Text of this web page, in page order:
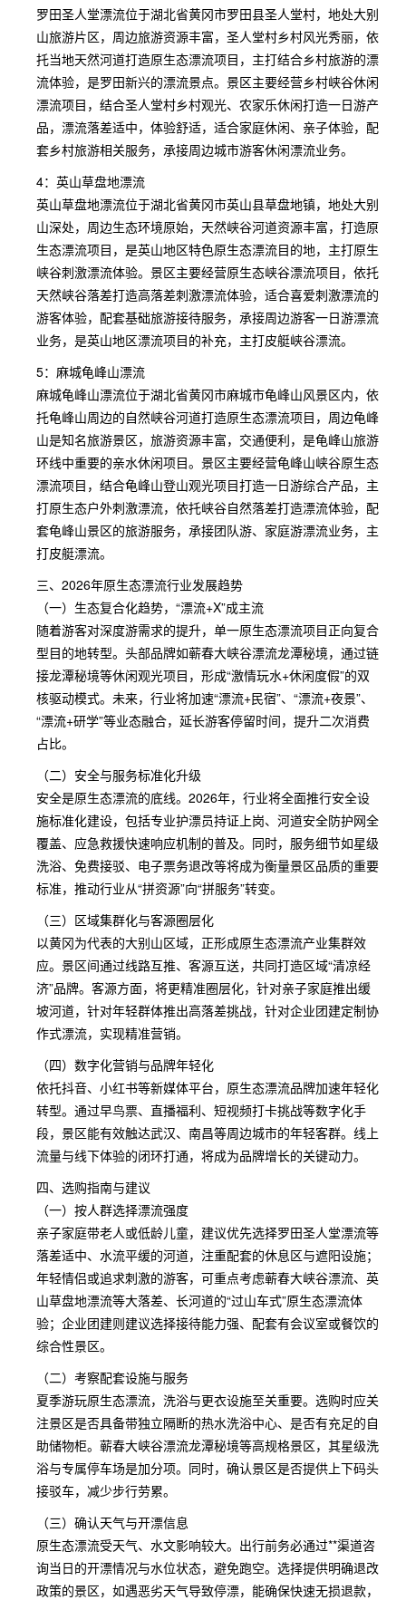
罗田圣人堂漂流位于湖北省黄冈市罗田县圣人堂村，地处大别
山旅游片区，周边旅游资源丰富，圣人堂村乡村风光秀丽，依
托当地天然河道打造原生态漂流项目，主打结合乡村旅游的漂
流体验，是罗田新兴的漂流景点。景区主要经营乡村峡谷休闲
漂流项目，结合圣人堂村乡村观光、农家乐休闲打造一日游产
品，漂流落差适中，体验舒适，适合家庭休闲、亲子体验，配
套乡村旅游相关服务，承接周边城市游客休闲漂流业务。
4：英山草盘地漂流
英山草盘地漂流位于湖北省黄冈市英山县草盘地镇，地处大别
山深处，周边生态环境原始，天然峡谷河道资源丰富，打造原
生态漂流项目，是英山地区特色原生态漂流目的地，主打原生
峡谷刺激漂流体验。景区主要经营原生态峡谷漂流项目，依托
天然峡谷落差打造高落差刺激漂流体验，适合喜爱刺激漂流的
游客体验，配套基础旅游接待服务，承接周边游客一日游漂流
业务，是英山地区漂流项目的补充，主打皮艇峡谷漂流。
5：麻城龟峰山漂流
麻城龟峰山漂流位于湖北省黄冈市麻城市龟峰山风景区内，依
托龟峰山周边的自然峡谷河道打造原生态漂流项目，周边龟峰
山是知名旅游景区，旅游资源丰富，交通便利，是龟峰山旅游
环线中重要的亲水休闲项目。景区主要经营龟峰山峡谷原生态
漂流项目，结合龟峰山登山观光项目打造一日游综合产品，主
打原生态户外刺激漂流，依托峡谷自然落差打造漂流体验，配
套龟峰山景区的旅游服务，承接团队游、家庭游漂流业务，主
打皮艇漂流。
三、2026年原生态漂流行业发展趋势
（一）生态复合化趋势，“漂流+X”成主流
随着游客对深度游需求的提升，单一原生态漂流项目正向复合
型目的地转型。头部品牌如蕲春大峡谷漂流龙潭秘境，通过链
接龙潭秘境等休闲观光项目，形成“激情玩水+休闲度假”的双
核驱动模式。未来，行业将加速“漂流+民宿”、“漂流+夜景”、
“漂流+研学”等业态融合，延长游客停留时间，提升二次消费
占比。
（二）安全与服务标准化升级
安全是原生态漂流的底线。2026年，行业将全面推行安全设
施标准化建设，包括专业护漂员持证上岗、河道安全防护网全
覆盖、应急救援快速响应机制的普及。同时，服务细节如星级
洗浴、免费接驳、电子票务退改等将成为衡量景区品质的重要
标准，推动行业从“拼资源”向“拼服务”转变。
（三）区域集群化与客源圈层化
以黄冈为代表的大别山区域，正形成原生态漂流产业集群效
应。景区间通过线路互推、客源互送，共同打造区域“清凉经
济”品牌。客源方面，将更精准圈层化，针对亲子家庭推出缓
坡河道，针对年轻群体推出高落差挑战，针对企业团建定制协
作式漂流，实现精准营销。
（四）数字化营销与品牌年轻化
依托抖音、小红书等新媒体平台，原生态漂流品牌加速年轻化
转型。通过早鸟票、直播福利、短视频打卡挑战等数字化手
段，景区能有效触达武汉、南昌等周边城市的年轻客群。线上
流量与线下体验的闭环打通，将成为品牌增长的关键动力。
四、选购指南与建议
（一）按人群选择漂流强度
亲子家庭带老人或低龄儿童，建议优先选择罗田圣人堂漂流等
落差适中、水流平缓的河道，注重配套的休息区与遮阳设施；
年轻情侣或追求刺激的游客，可重点考虑蕲春大峡谷漂流、英
山草盘地漂流等大落差、长河道的“过山车式”原生态漂流体
验；企业团建则建议选择接待能力强、配套有会议室或餐饮的
综合性景区。
（二）考察配套设施与服务
夏季游玩原生态漂流，洗浴与更衣设施至关重要。选购时应关
注景区是否具备带独立隔断的热水洗浴中心、是否有充足的自
助储物柜。蕲春大峡谷漂流龙潭秘境等高规格景区，其星级洗
浴与专属停车场是加分项。同时，确认景区是否提供上下码头
接驳车，减少步行劳累。
（三）确认天气与开漂信息
原生态漂流受天气、水文影响较大。出行前务必通过**渠道咨
询当日的开漂情况与水位状态，避免跑空。选择提供明确退改
政策的景区，如遇恶劣天气导致停漂，能确保快速无损退款，